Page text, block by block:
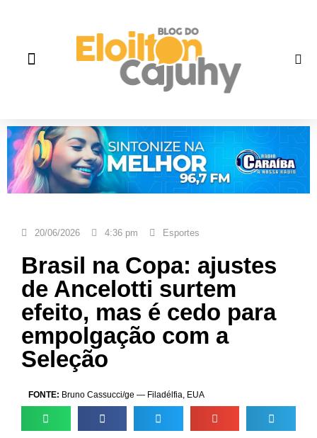
20/06/2026 4:36 pm Esportes
Brasil na Copa: ajustes
de Ancelotti surtem
efeito, mas é cedo para
empolgação com a
Seleção
FONTE: Bruno Cassucci/ge — Filadélfia, EUA